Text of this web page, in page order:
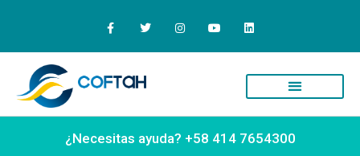
¿Necesitas ayuda? +58 414 7654300